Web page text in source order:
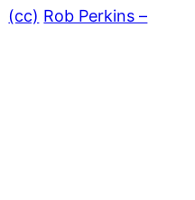
(cc) Rob Perkins –